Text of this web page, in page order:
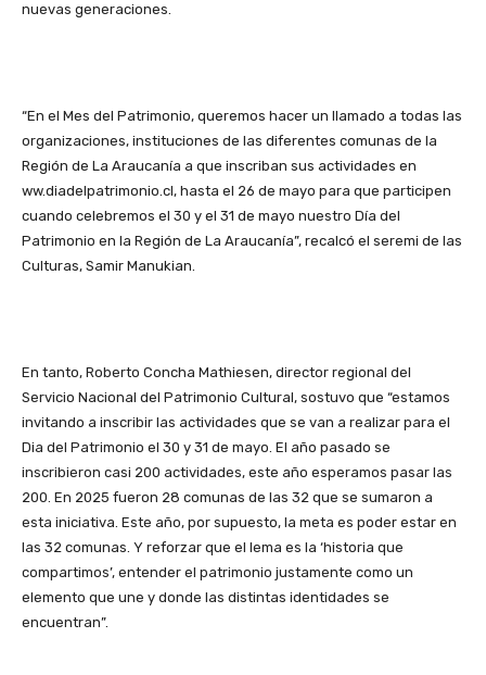
nuevas generaciones.
“En el Mes del Patrimonio, queremos hacer un llamado a todas las
organizaciones, instituciones de las diferentes comunas de la
Región de La Araucanía a que inscriban sus actividades en
ww.diadelpatrimonio.cl, hasta el 26 de mayo para que participen
cuando celebremos el 30 y el 31 de mayo nuestro Día del
Patrimonio en la Región de La Araucanía”, recalcó el seremi de las
Culturas, Samir Manukian.
En tanto, Roberto Concha Mathiesen, director regional del
Servicio Nacional del Patrimonio Cultural, sostuvo que “estamos
invitando a inscribir las actividades que se van a realizar para el
Dia del Patrimonio el 30 y 31 de mayo. El año pasado se
inscribieron casi 200 actividades, este año esperamos pasar las
200. En 2025 fueron 28 comunas de las 32 que se sumaron a
esta iniciativa. Este año, por supuesto, la meta es poder estar en
las 32 comunas. Y reforzar que el lema es la ‘historia que
compartimos’, entender el patrimonio justamente como un
elemento que une y donde las distintas identidades se
encuentran”.